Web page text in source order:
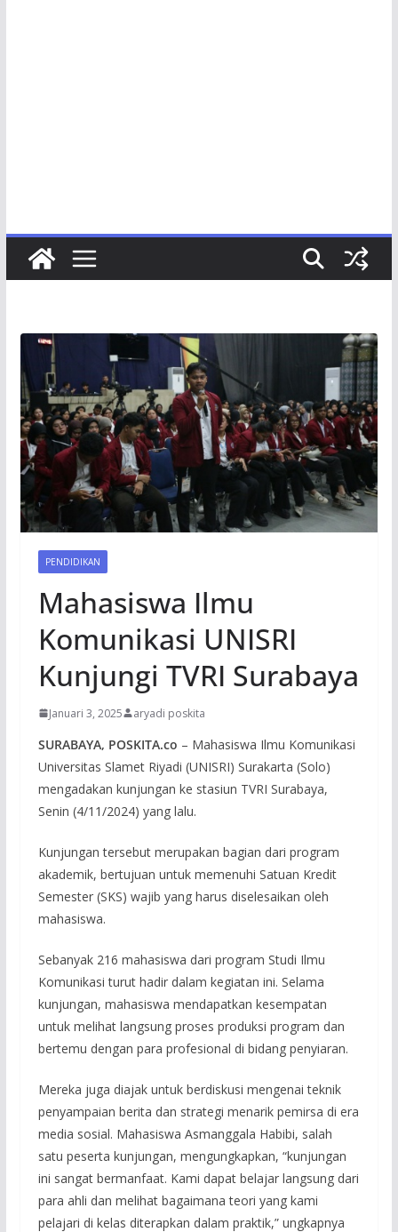
PENDIDIKAN
Mahasiswa Ilmu
Komunikasi UNISRI
Kunjungi TVRI Surabaya
Januari 3, 2025 aryadi poskita
SURABAYA, POSKITA.co – Mahasiswa Ilmu Komunikasi
Universitas Slamet Riyadi (UNISRI) Surakarta (Solo)
mengadakan kunjungan ke stasiun TVRI Surabaya,
Senin (4/11/2024) yang lalu.
Kunjungan tersebut merupakan bagian dari program
akademik, bertujuan untuk memenuhi Satuan Kredit
Semester (SKS) wajib yang harus diselesaikan oleh
mahasiswa.
Sebanyak 216 mahasiswa dari program Studi Ilmu
Komunikasi turut hadir dalam kegiatan ini. Selama
kunjungan, mahasiswa mendapatkan kesempatan
untuk melihat langsung proses produksi program dan
bertemu dengan para profesional di bidang penyiaran.
Mereka juga diajak untuk berdiskusi mengenai teknik
penyampaian berita dan strategi menarik pemirsa di era
media sosial. Mahasiswa Asmanggala Habibi, salah
satu peserta kunjungan, mengungkapkan, “kunjungan
ini sangat bermanfaat. Kami dapat belajar langsung dari
para ahli dan melihat bagaimana teori yang kami
pelajari di kelas diterapkan dalam praktik,” ungkapnya